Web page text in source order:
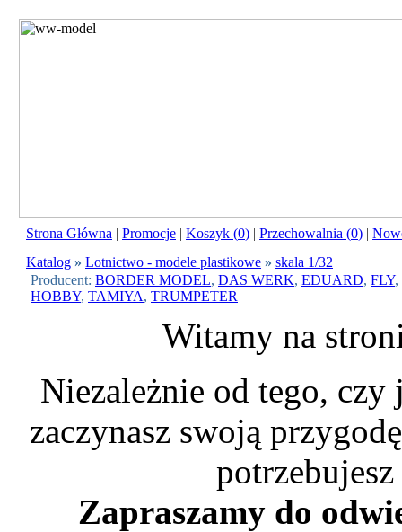
Strona Główna | Promocje | Koszyk (0) | Przechowalnia (0) |
Katalog » Lotnictwo - modele plastikowe » skala 1/32
Producent: BORDER MODEL, DAS WERK, EDUARD, FLY,
HOBBY, TAMIYA, TRUMPETER
Witamy na
Niezależnie od tego, czy
zaczynasz swoją
Zapraszamy do